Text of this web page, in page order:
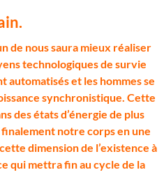
de nous saura mieux réaliser
technologiques de survie
automatisés et les hommes se
synchronistique. Cette
des états d’énergie de plus
notre corps en une
dimension de l’existence à
qui mettra fin au cycle de la